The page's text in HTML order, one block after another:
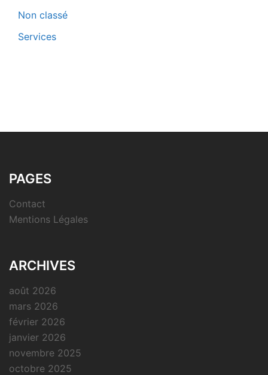
Non classé
Services
PAGES
Contact
Mentions Légales
ARCHIVES
août 2026
mars 2026
février 2026
janvier 2026
novembre 2025
octobre 2025